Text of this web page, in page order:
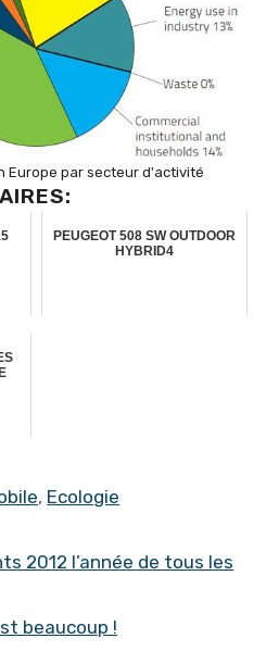
Europe par secteur d'activité
PEUGEOT 508 SW OUTDOOR
HYBRID4
, Ecologie
2012 l’année de tous les
beaucoup !